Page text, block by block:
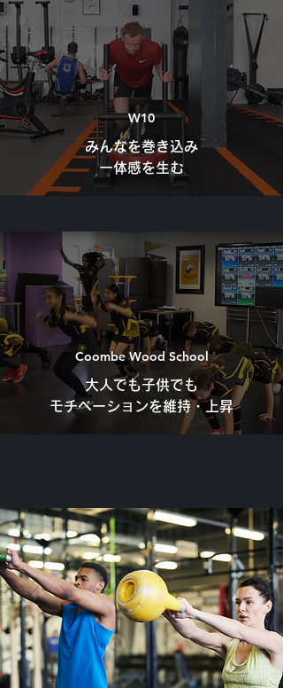
W10
みんなを巻き込み
一体感を生む
Coombe Wood School
大人でも子供でも
モチベーションを維持・上昇